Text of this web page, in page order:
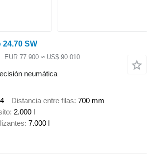
SW
EUR 77.900 ≈ US$ 90.010
neumática
Distancia entre filas 700 mm
2.000 l
7.000 l